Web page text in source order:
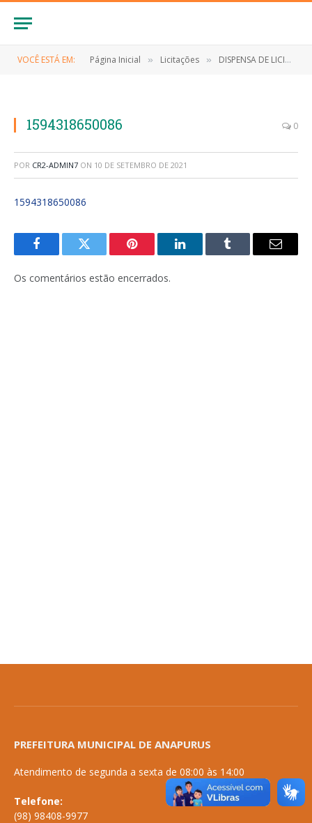
VOCÊ ESTÁ EM: Página Inicial » Licitações » DISPENSA DE LICITAÇÃO Nº 005/2020 (Contratação de empresa para aquisição de cestas básicas a serem distribuídos)
1594318650086 0
POR CR2-ADMIN7 ON 10 DE SETEMBRO DE 2021
1594318650086
FacebookTwitter Pinterest LinkedInTumblr
E-
Os comentários estão encerrados.
PREFEITURA MUNICIPAL DE ANAPURUS
Atendimento de segunda a sexta de 08:00 às 14:00
Telefone:
(98) 98408-9977